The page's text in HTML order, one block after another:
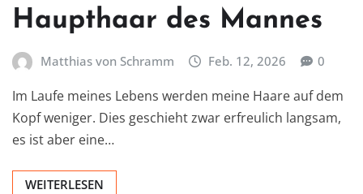
Haupthaar des Mannes
Matthias von Schramm Feb. 12, 2026 0
Im Laufe meines Lebens werden meine Haare auf dem
Kopf weniger. Dies geschieht zwar erfreulich langsam,
es ist aber eine…
WEITERLESEN